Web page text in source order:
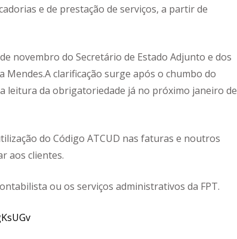
e de prestação de serviços, a partir de
novembro do Secretário de Estado Adjunto e dos
Mendes.A clarificação surge após o chumbo do
leitura da obrigatoriedade já no próximo janeiro de
do Código ATCUD nas faturas e noutros
aos clientes.
ou os serviços administrativos da FPT.